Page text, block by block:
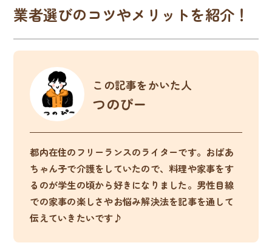
業者選びのコツやメリットを紹介！
この記事をかいた人
つのぴー
都内在住のフリーランスのライターです。おばあ
ちゃん子で介護をしていたので、料理や家事をす
るのが学生の頃から好きになりました。男性目線
での家事の楽しさやお悩み解決法を記事を通して
伝えていきたいです♪